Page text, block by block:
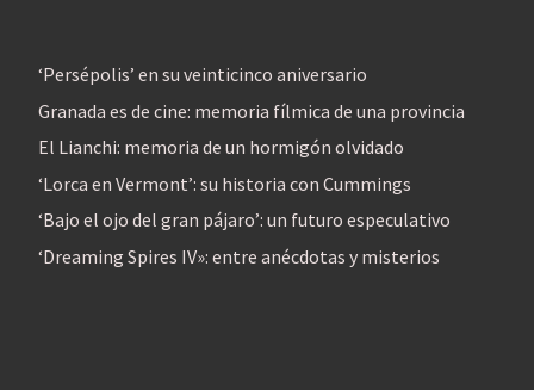
‘Persépolis’ en su veinticinco aniversario
Granada es de cine: memoria fílmica de una provincia
El Lianchi: memoria de un hormigón olvidado
‘Lorca en Vermont’: su historia con Cummings
‘Bajo el ojo del gran pájaro’: un futuro especulativo
‘Dreaming Spires IV»: entre anécdotas y misterios